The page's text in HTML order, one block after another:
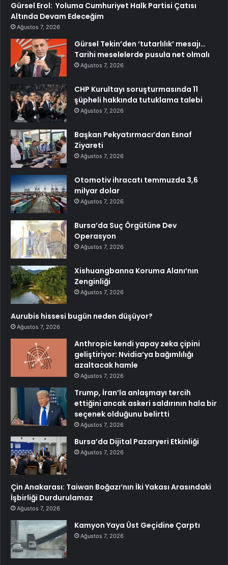
Gürsel Erol: Yoluma Cumhuriyet Halk Partisi Çatısı
Altında Devam Edeceğim
Ağustos 7, 2026
Gürsel Tekin’den ‘tutarlılık’ mesajı…
Tarihi meselelerde pusula net olmalı
Ağustos 7, 2026
CHP Kurultayı soruşturmasında 11
şüpheli hakkında tutuklama talebi
Ağustos 7, 2026
Başkan Pekyatırmacı’dan Esnaf
Ziyareti
Ağustos 7, 2026
Otomotiv ihracatı temmuzda 3,6
milyar dolar
Ağustos 7, 2026
Bursa’da Suç Örgütüne Dev
Operasyon
Ağustos 7, 2026
Xishuangbanna Koruma Alanı’nın
Zenginliği
Ağustos 7, 2026
Aurubis hissesi bugün neden düşüyor?
Ağustos 7, 2026
Anthropic kendi yapay zeka çipini
geliştiriyor: Nvidia’ya bağımlılığı
azaltacak hamle
Ağustos 7, 2026
Trump, İran’la anlaşmayı tercih
ettiğini ancak askeri saldırının hala bir
seçenek olduğunu belirtti
Ağustos 7, 2026
Bursa’da Dijital Pazaryeri Etkinliği
Ağustos 7, 2026
Çin Anakarası: Taiwan Boğazı’nın İki Yakası Arasındaki
İşbirliği Durdurulamaz
Ağustos 7, 2026
Kamyon Yaya Üst Geçidine Çarptı
Ağustos 7, 2026